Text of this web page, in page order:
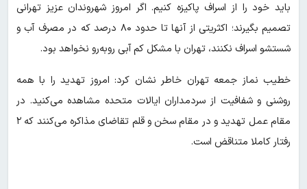
باید خود را از اسراف پاکیزه کنیم. اگر امروز شهروندان عزیز تهرانی
تصمیم بگیرند؛ اکثریتی از آنها تا حدود ۸۰ درصد که در مصرف آب و
شستشو اسراف نکنند، تهران با مشکل کم آبی رو‌به‌رو نخواهد بود.
خطیب نماز جمعه تهران خاطر نشان کرد: امروز تهدید را با همه
روشنی و شفافیت از سردمداران ایالات متحده مشاهده می‌کنید. در
مقام عمل تهدید و در مقام سخن و قلم تقاضای مذاکره می‌کنند که ۲
رفتار کاملا متناقض است.